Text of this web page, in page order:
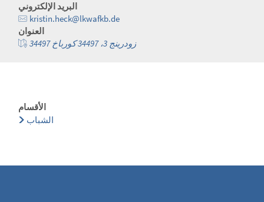
البريد الإلكتروني
kristin.heck@lkwafkb.de
العنوان
زودرينج 3، 34497 كورباخ 34497
الأقسام
الشباب